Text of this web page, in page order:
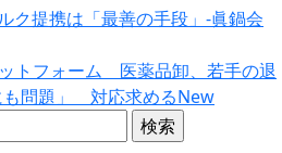
ク提携は「最善の手段」‐眞鍋会
トフォーム 医薬品卸、若手の退
も問題」 対応求めるNew